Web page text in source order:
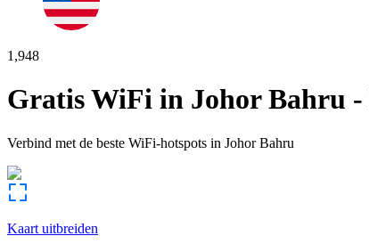
1,948
Gratis WiFi in Johor Bahru -
Verbind met de beste WiFi-hotspots in Johor Bahru
Kaart uitbreiden